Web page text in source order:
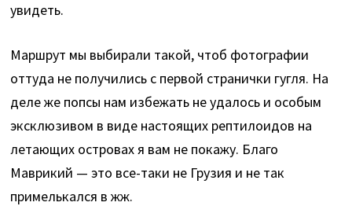
увидеть.
Маршрут мы выбирали такой, чтоб фотографии
оттуда не получились с первой странички гугля. На
деле же попсы нам избежать не удалось и особым
эксклюзивом в виде настоящих рептилоидов на
летающих островах я вам не покажу. Благо
Маврикий — это все-таки не Грузия и не так
примелькался в жж.